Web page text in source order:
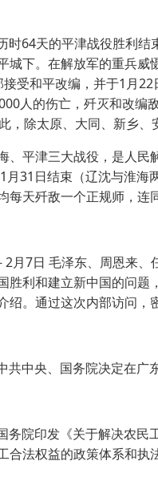
64天的平津战役胜利结
城下。在解放军的重兵威
受和平改编，并于1月
人的伤亡，歼灭和改编
，除太原、大同、新乡、
平津三大战役，是人民
月31日结束（辽沈与淮海
每天歼敌一个正规师，连
7日 毛泽东、周恩来、
胜利和建立新中国的问
绍。通过这次内部访问，
中央、国务院决定在广
院印发《关于解决农民
合法权益的政策体系和执